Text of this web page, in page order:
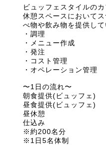
ビュッフェスタイルの
休憩スペースにおいて
べ物や飲み物を提供して
・調理
・メニュー作成
・発注
・コスト管理
・オペレーション管理
〜1日の流れ〜
朝食提供(ビュッフェ)
昼食提供(ビュッフェ)
昼休憩
仕込み
※約200名分
※1日5名体制